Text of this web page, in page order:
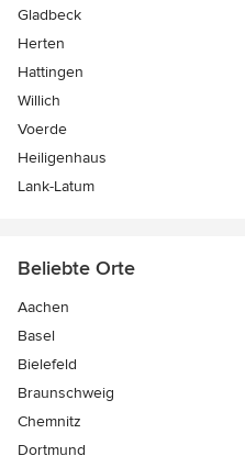
Gladbeck
Herten
Hattingen
Willich
Voerde
Heiligenhaus
Lank-Latum
Beliebte Orte
Aachen
Basel
Bielefeld
Braunschweig
Chemnitz
Dortmund